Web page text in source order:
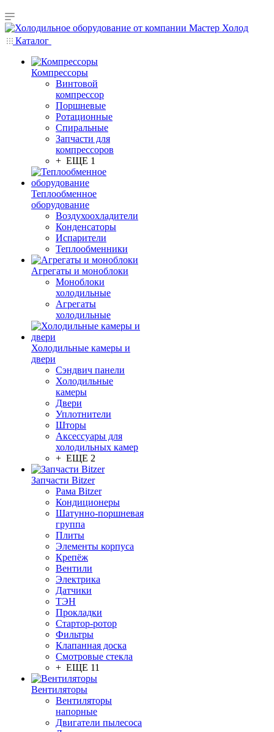
Каталог
Компрессоры
Винтовой
компрессор
Поршневые
Ротационные
Спиральные
Запчасти для
компрессоров
+ ЕЩЕ 1
Теплообменное
оборудование
Воздухоохладители
Конденсаторы
Испарители
Теплообменники
Агрегаты и моноблоки
Моноблоки
холодильные
Агрегаты
холодильные
Холодильные камеры и
двери
Сэндвич панели
Холодильные
камеры
Двери
Уплотнители
Шторы
Аксессуары для
холодильных камер
+ ЕЩЕ 2
Запчасти Bitzer
Рама Bitzer
Кондиционеры
Шатунно-поршневая
группа
Плиты
Элементы корпуса
Крепёж
Вентили
Электрика
Датчики
ТЭН
Прокладки
Стартор-ротор
Фильтры
Клапанная доска
Смотровые стекла
+ ЕЩЕ 11
Вентиляторы
Вентиляторы
напорные
Двигатели пылесоса